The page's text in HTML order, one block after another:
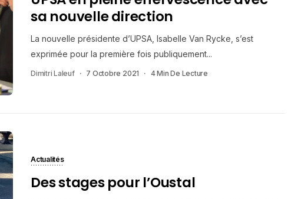
sa nouvelle direction
La nouvelle présidente d’UPSA, Isabelle Van Rycke, s’est
exprimée pour la première fois publiquement...
Dimitri Laleuf 7 Octobre 2021 4 Min De Lecture
Actualités
Des stages pour l’Oustal